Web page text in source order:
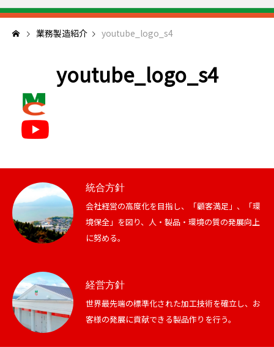
業務製造紹介 youtube_logo_s4
youtube_logo_s4
統合方針
会社経営の高度化を目指し、「顧客満足」、「環
境保全」を図り、人・製品・環境の質の発展向上
に努める。
経営方針
世界最先端の標準化された加工技術を確立し、お
客様の発展に貢献できる製品作りを行う。